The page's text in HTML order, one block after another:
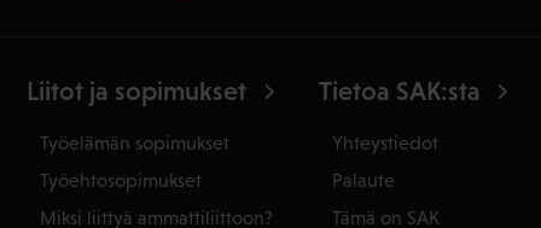
Liitot ja sopimukset
Työelämän sopimukset
Työehtosopimukset
Miksi liittyä ammattiliittoon?
Tietoa SAK:sta
Yhteystiedot
Palaute
Tämä on SAK